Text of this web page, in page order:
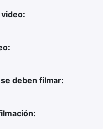
deben filmar: